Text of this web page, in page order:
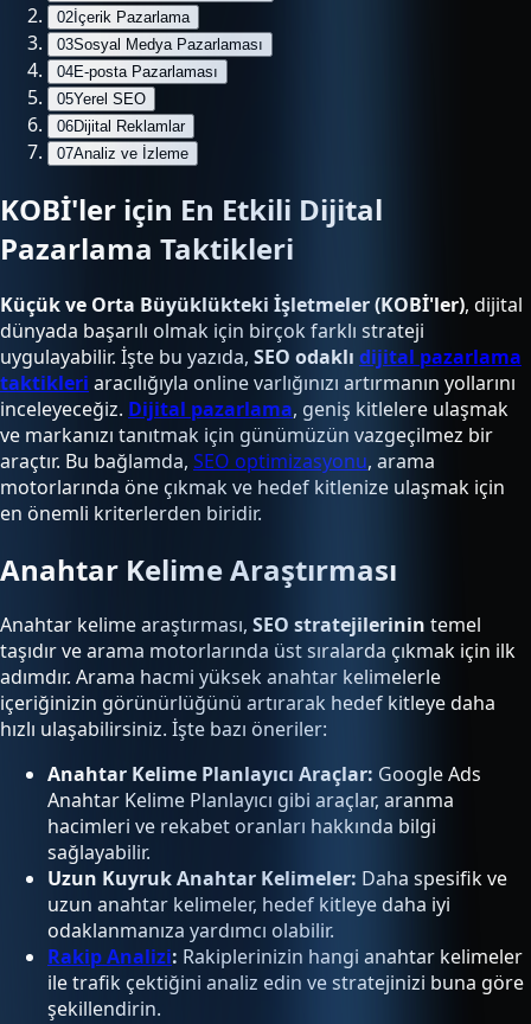
02 İçerik Pazarlama
03Sosyal Medya Pazarlaması
04E-posta Pazarlaması
05Yerel SEO
06Dijital Reklamlar
07Analiz ve İzleme
KOBİ'ler için En Etkili Dijital
Pazarlama Taktikleri
Küçük ve Orta Büyüklükteki İşletmeler (KOBİ'ler), dijital
dünyada başarılı olmak için birçok farklı strateji
uygulayabilir. İşte bu yazıda, SEO odaklı dijital pazarlama
taktikleri aracılığıyla online varlığınızı artırmanın yollarını
inceleyeceğiz. Dijital pazarlama, geniş kitlelere ulaşmak
ve markanızı tanıtmak için günümüzün vazgeçilmez bir
araçtır. Bu bağlamda, SEO optimizasyonu, arama
motorlarında öne çıkmak ve hedef kitlenize ulaşmak için
en önemli kriterlerden biridir.
Anahtar Kelime Araştırması
Anahtar kelime araştırması, SEO stratejilerinin temel
taşıdır ve arama motorlarında üst sıralarda çıkmak için ilk
adımdır. Arama hacmi yüksek anahtar kelimelerle
içeriğinizin görünürlüğünü artırarak hedef kitleye daha
hızlı ulaşabilirsiniz. İşte bazı öneriler:
Anahtar Kelime Planlayıcı Araçlar: Google Ads
Anahtar Kelime Planlayıcı gibi araçlar, aranma
hacimleri ve rekabet oranları hakkında bilgi
sağlayabilir.
Uzun Kuyruk Anahtar Kelimeler: Daha spesifik ve
uzun anahtar kelimeler, hedef kitleye daha iyi
odaklanmanıza yardımcı olabilir.
Rakip Analizi: Rakiplerinizin hangi anahtar kelimeler
ile trafik çektiğini analiz edin ve stratejinizi buna göre
şekillendirin.